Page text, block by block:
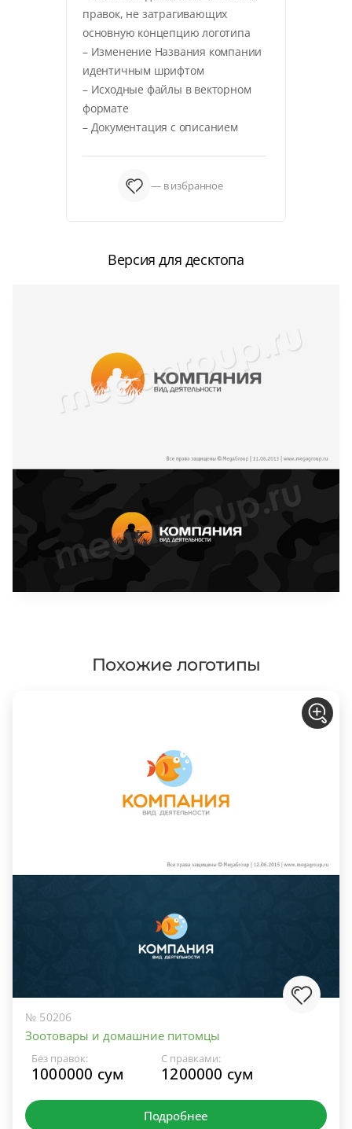
правок, не затрагивающих
основную концепцию логотипа
– Изменение Названия компании
идентичным шрифтом
– Исходные файлы в векторном
формате
– Документация с описанием
— в избранное
Версия для десктопа
Похожие логотипы
№ 50206
Зоотовары и домашние питомцы
Без правок:
1000000 сум
С правками:
1200000 сум
Подробнее